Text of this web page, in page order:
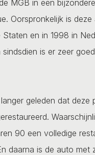
MGB in een
Oorspronkelijk is
Staten en in 1998 in
sindsdien is er zeer
geleden dat deze
90 een volledige
daarna is de auto met